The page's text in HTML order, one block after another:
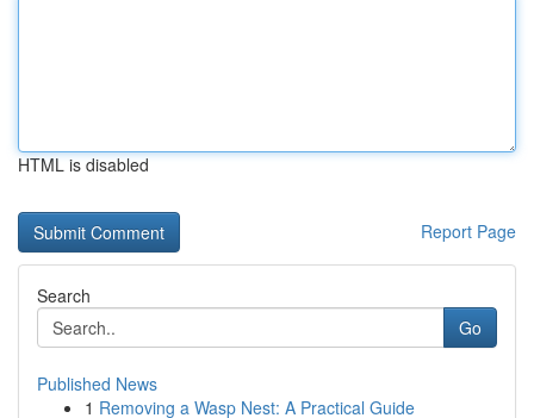
HTML is disabled
Report Page
Search
Go
Published News
1 Removing a Wasp Nest: A Practical Guide